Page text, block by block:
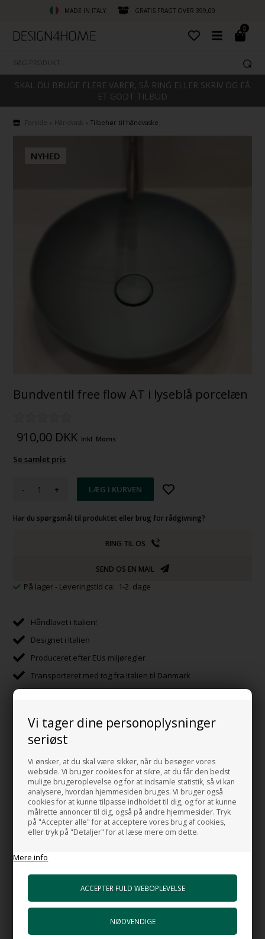
Vi tager dine personoplysninger
seriøst
Vi ønsker, at du skal være sikker, når du besøger vores
webside. Vi bruger cookies for at sikre, at du får den bedst
mulige brugeroplevelse og for at indsamle statistik, så vi kan
analysere, hvordan hjemmesiden bruges. Vi bruger også
cookies for at kunne tilpasse indholdet til dig, og for at kunne
målrette annoncer til dig, også på andre hjemmesider. Tryk
på "Accepter alle" for at acceptere vores brug af cookies,
eller tryk på "Detaljer" for at læse mere om dette.
Mere info
MADE IN ITALY GRATIS FRAGT OVER 399,00
0
SKAL DU BRUGE FLERE VARER, SÅ RING ELLER SKRIV OG FÅ
ET GODT TILBUD
Forside Håndvask »Tilbehør til håndvaske
NYHED
Bundventil free flow AT i lyseblå porcelæn
910,00 DKK Inkl. Moms
Se samlet pris
- +
Har du spørgsmål til produktet eller brug for rådgivning?
RING TIL OS
SEND OS EN MAIL
På lager - Leveringstid ca: 1-2 dage
Håndlavet i Italien!
Designet i Italien
Produceret efter EUs miljøregler
Transporteret med tog fra Italien til Danmark
Beskrivelse
Bundventil med lyseblå porcelæns top med Free flow funktion til
håndvask.
Freeflow bundventil lukker ikke helt, så vandet vil stadig løbe ud i
afløbet i håndvasken.
har afløb i gulvet.
Hvis du ønsker at lukke helt, så vandet bliver i håndvasken skal
du købe en: Bundventil Push på vare nr. 56224415
Prisen er kun for bundventilen i porcelæn. Håndvasken er ikke
med i prisen.